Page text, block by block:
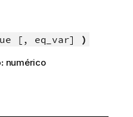
[, eq_var] )
numérico